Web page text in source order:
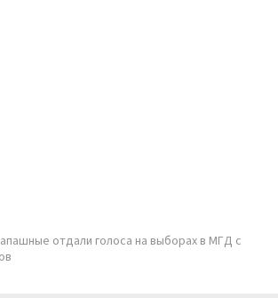
отдали голоса на выборах в МГД с